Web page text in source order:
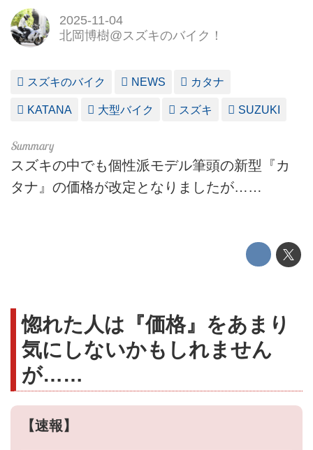
2025-11-04
北岡博樹@スズキのバイク！
スズキのバイク NEWS カタナ
KATANA 大型バイク スズキ SUZUKI
スズキの中でも個性派モデル筆頭の新型『カ
タナ』の価格が改定となりましたが……
惚れた人は『価格』をあまり
気にしないかもしれません
が……
【速報】